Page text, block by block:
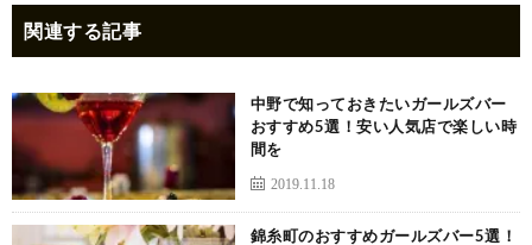
関連する記事
中野で知っておきたいガールズバー
おすすめ5選！安い人気店で楽しい時
間を
2019.11.18
錦糸町のおすすめガールズバー5選！